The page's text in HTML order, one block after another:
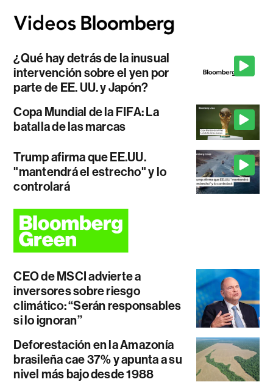
¿Qué hay detrás de la inusual
intervención sobre el yen por
parte de EE. UU. y Japón?
Copa Mundial de la FIFA: La
batalla de las marcas
Trump afirma que EE.UU.
"mantendrá el estrecho" y lo
controlará
CEO de MSCI advierte a
inversores sobre riesgo
climático: “Serán responsables
si lo ignoran”
Deforestación en la Amazonía
brasileña cae 37% y apunta a su
nivel más bajo desde 1988